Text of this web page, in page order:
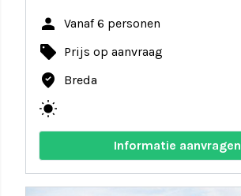
person Vanaf 6 personen
local_offer Prijs op aanvraag
where_to_vote Breda
wb_sunny
Informatie aanvragen